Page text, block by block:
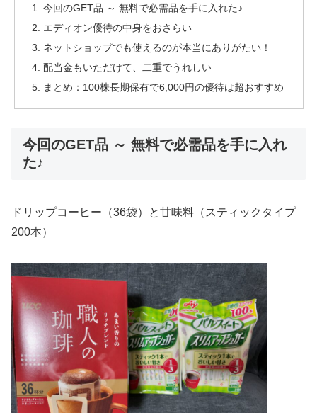
今回のGET品 ～ 無料で必需品を手に入れた♪
エディオン優待の中身をおさらい
ネットショップでも使えるのが本当にありがたい！
配当金もいただけて、二重でうれしい
まとめ：100株長期保有で6,000円の優待は超おすすめ
今回のGET品 ～ 無料で必需品を手に入れ
た♪
ドリップコーヒー（36袋）と甘味料（スティックタイプ
200本）